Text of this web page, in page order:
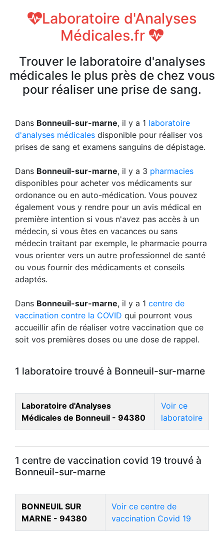
Laboratoire d'Analyses
Médicales.fr
Trouver le laboratoire d'analyses
médicales le plus près de chez vous
pour réaliser une prise de sang.
Dans Bonneuil-sur-marne, il y a 1 laboratoire
d'analyses médicales disponible pour réaliser vos
prises de sang et examens sanguins de dépistage.
Dans Bonneuil-sur-marne, il y a 3 pharmacies
disponibles pour acheter vos médicaments sur
ordonance ou en auto-médication. Vous pouvez
également vous y rendre pour un avis médical en
première intention si vous n'avez pas accès à un
médecin, si vous êtes en vacances ou sans
médecin traitant par exemple, le pharmacie pourra
vous orienter vers un autre professionnel de santé
ou vous fournir des médicaments et conseils
adaptés.
Dans Bonneuil-sur-marne, il y a 1 centre de
vaccination contre la COVID qui pourront vous
accueillir afin de réaliser votre vaccination que ce
soit vos premières doses ou une dose de rappel.
1 laboratoire trouvé à Bonneuil-sur-marne
Laboratoire d'Analyses
Médicales de Bonneuil - 94380
Voir ce
laboratoire
1 centre de vaccination covid 19 trouvé à
Bonneuil-sur-marne
BONNEUIL SUR
MARNE - 94380
Voir ce centre de
vaccination Covid 19